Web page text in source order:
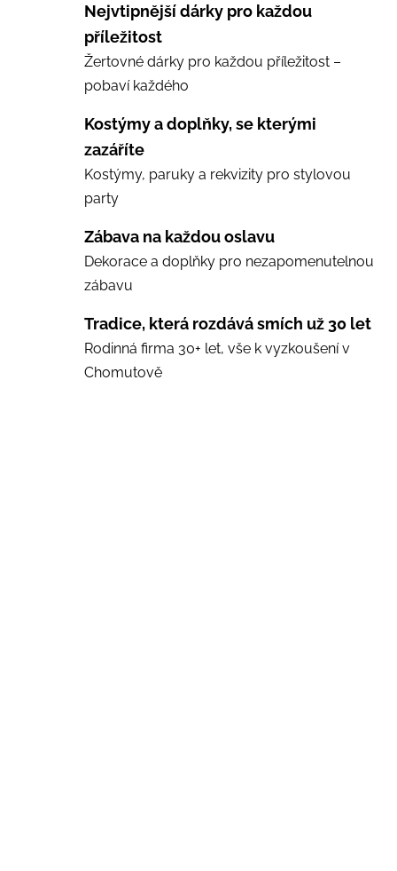
Nejvtipnější dárky pro každou
příležitost
Žertovné dárky pro každou příležitost –
pobaví každého
Kostýmy a doplňky, se kterými
zazáříte
Kostýmy, paruky a rekvizity pro stylovou
party
Zábava na každou oslavu
Dekorace a doplňky pro nezapomenutelnou
zábavu
Tradice, která rozdává smích už 30 let
Rodinná firma 30+ let, vše k vyzkoušení v
Chomutově